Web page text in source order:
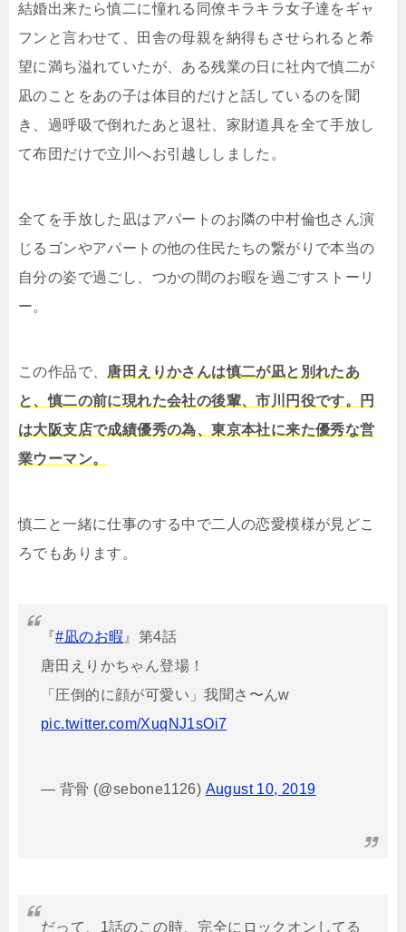
結婚出来たら慎二に憧れる同僚キラキラ女子達をギャ
フンと言わせて、田舎の母親を納得もさせられると希
望に満ち溢れていたが、ある残業の日に社内で慎二が
凪のことをあの子は体目的だけと話しているのを聞
き、過呼吸で倒れたあと退社、家財道具を全て手放し
て布団だけで立川へお引越ししました。
全てを手放した凪はアパートのお隣の中村倫也さん演
じるゴンやアパートの他の住民たちの繋がりで本当の
自分の姿で過ごし、つかの間のお暇を過ごすストーリ
ー。
この作品で、 唐田えりかさんは慎二が凪と別れたあ
と、慎二の前に現れた会社の後輩、市川円役です。円
は大阪支店で成績優秀の為、東京本社に来た優秀な営
業ウーマン。
慎二と一緒に仕事のする中で二人の恋愛模様が見どこ
ろでもあります。
『#凪のお暇 』第4話
唐田えりかちゃん登場！
「圧倒的に顔が可愛い」我聞さ〜んw
pic.twitter.com/XuqNJ1sOi7
— 背骨 (@sebone1126) August 10, 2019
だって、1話のこの時、完全にロックオンしてる